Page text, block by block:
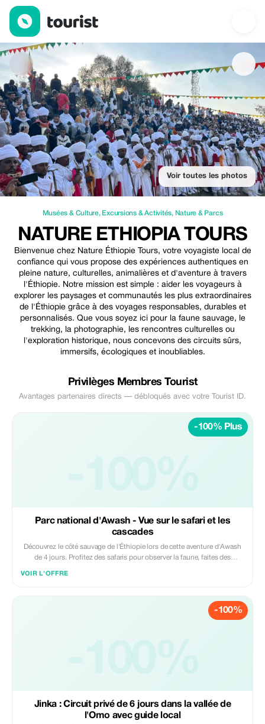
Nature Ethiopia Tours — Musées & Culture | Up to 100% off |
Voir toutes les photos
Musées & Culture, Excursions & Activités, Nature & Parcs
NATURE ETHIOPIA TOURS
Bienvenue chez Nature Éthiopie Tours, votre voyagiste local de
confiance qui vous propose des expériences authentiques en
pleine nature, culturelles, animalières et d'aventure à travers
l'Éthiopie. Notre mission est simple : aider les voyageurs à
explorer les paysages et communautés les plus extraordinaires
de l'Éthiopie grâce à des voyages responsables, durables et
personnalisés. Que vous soyez ici pour la faune sauvage, le
trekking, la photographie, les rencontres culturelles ou
l'exploration historique, nous concevons des circuits sûrs,
immersifs, écologiques et inoubliables.
Privilèges Membres Tourist
Avantages partenaires directs — débloqués avec votre Tourist ID.
-100%
-100% Plus
Parc national d'Awash - Vue sur le safari et les
cascades
Découvrez le côté sauvage de l'Éthiopie lors de cette aventure d'Awash
de 4 jours. Profitez des safaris pour observer la faune, faites des
VOIR L'OFFRE
-100%
-100%
Jinka : Circuit privé de 6 jours dans la vallée de
l'Omo avec guide local